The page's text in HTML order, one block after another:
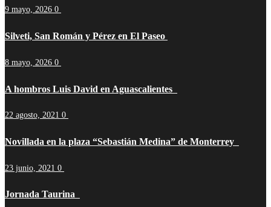
9 mayo, 2026 0
Silveti, San Román y Pérez en El Paseo
8 mayo, 2026 0
A hombros Luis David en Aguascalientes
22 agosto, 2021 0
Novillada en la plaza “Sebastián Medina” de Monterrey
23 junio, 2021 0
Jornada Taurina